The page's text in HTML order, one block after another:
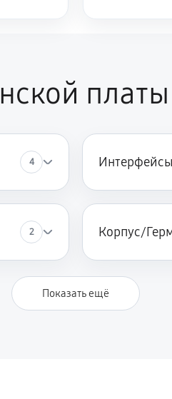
4 Интерфейсы
2 Корпус/
Показать ещё